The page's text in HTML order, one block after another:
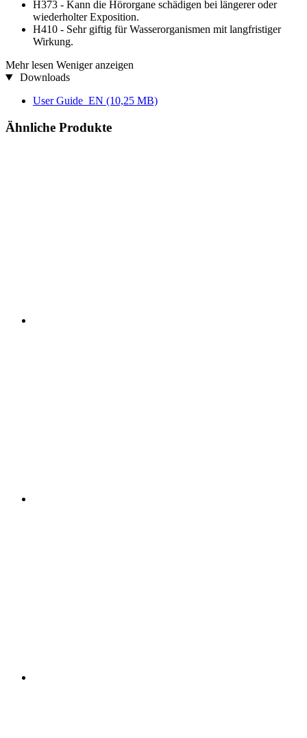
H373 - Kann die Hörorgane schädigen bei längerer oder
wiederholter Exposition.
H410 - Sehr giftig für Wasserorganismen mit langfristiger
Wirkung.
Mehr lesen Weniger anzeigen
Downloads
User Guide_EN (10,25 MB)
Ähnliche Produkte